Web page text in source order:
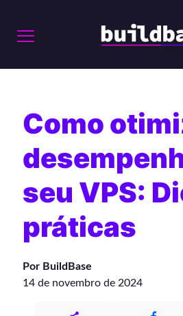
Como
seu VPS:
práticas
Por BuildBase
14 de novembro de 2024